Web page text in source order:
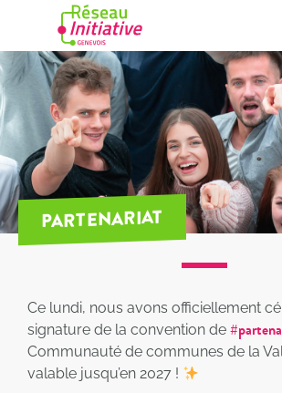
PARTENARIAT
Ce lundi, nous avons officiellement
signature de la convention de
Communauté de communes de la
valable jusqu’en 2027 !